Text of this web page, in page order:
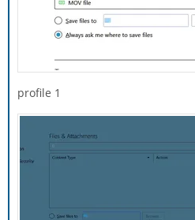
profile 1